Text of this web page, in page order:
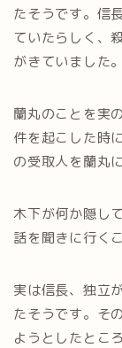
たそうです。信
ていたらしく、
がきていました。
蘭丸のことを実
件を起こした時
の受取人を蘭丸
木下が何か隠し
話を聞きに行く
実は信長、独立
たそうです。そ
ようとしたとこ